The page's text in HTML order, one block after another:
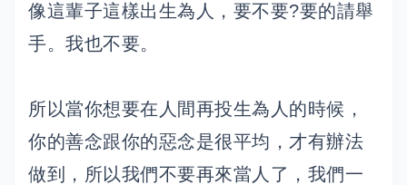
像這輩子這樣出生為人，要不要?要的請舉
手。我也不要。
所以當你想要在人間再投生為人的時候，
你的善念跟你的惡念是很平均，才有辦法
做到，所以我們不要再來當人了，我們一